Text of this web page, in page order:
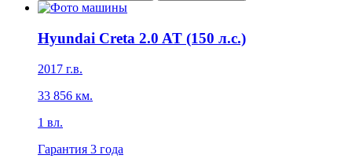
Hyundai Creta 2.0 AT (150 л.с.)
2017 г.в.
33 856 км.
1 вл.
Гарантия 3 года